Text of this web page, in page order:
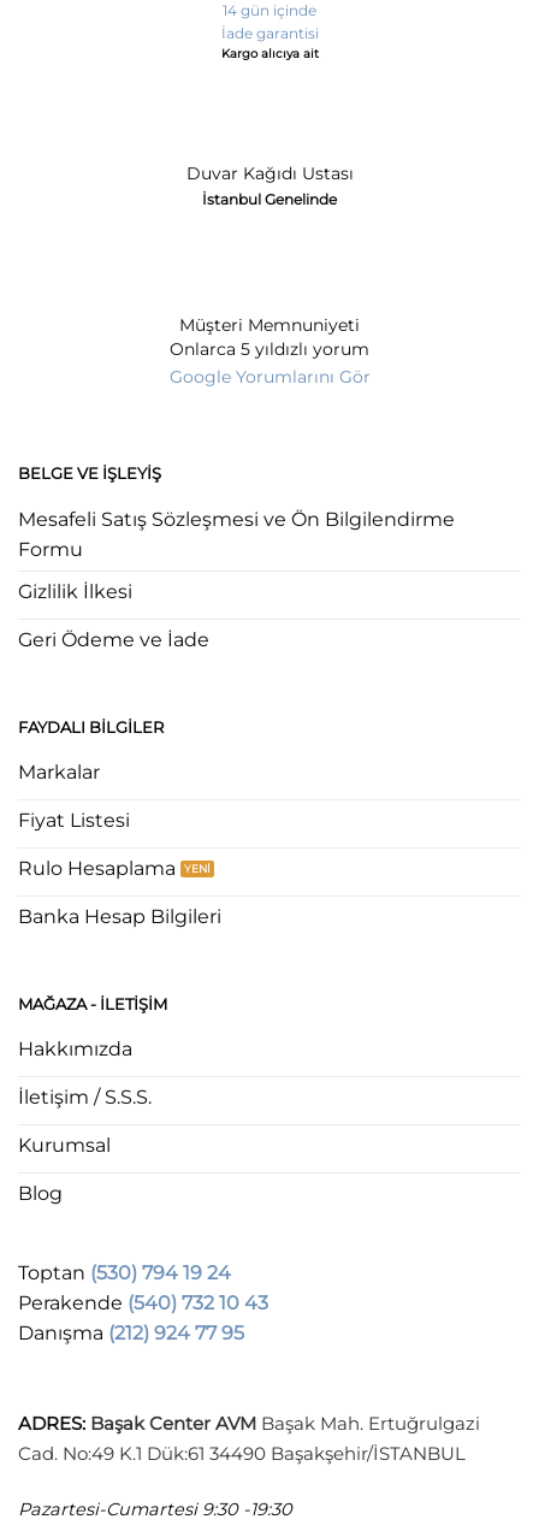
14 gün içinde
İade garantisi
Kargo alıcıya ait
Duvar Kağıdı Ustası
İstanbul Genelinde
Müşteri Memnuniyeti
Onlarca 5 yıldızlı yorum
Google Yorumlarını Gör
BELGE VE İŞLEYIŞ
Mesafeli Satış Sözleşmesi ve Ön Bilgilendirme
Formu
Gizlilik İlkesi
Geri Ödeme ve İade
FAYDALI BILGILER
Markalar
Fiyat Listesi
Rulo Hesaplama
Banka Hesap Bilgileri
MAĞAZA - ILETIŞIM
Hakkımızda
İletişim / S.S.S.
Kurumsal
Blog
Toptan (530) 794 19 24
Perakende (540) 732 10 43
Danışma (212) 924 77 95
ADRES: Başak Center AVM Başak Mah. Ertuğrulgazi
Cad. No:49 K.1 Dük:61 34490 Başakşehir/İSTANBUL
Pazartesi-Cumartesi 9:30 -19:30